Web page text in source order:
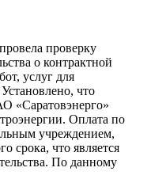
проверку
о контрактной
услуг для
что
«Саратовэнерго»
Оплата по
учреждением,
срока, что является
По данному